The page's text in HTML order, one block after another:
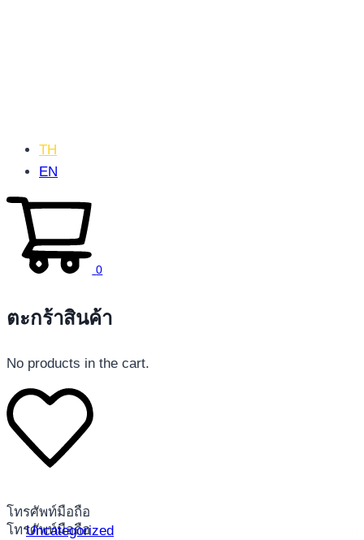
โทรศัพท์มือถือ
โทรศัพท์มือถือ
TH
EN
0
ตะกร้าสินค้า
No products in the cart.
Uncategorized